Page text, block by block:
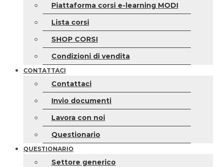
Piattaforma corsi e-learning MODI
Lista corsi
SHOP CORSI
Condizioni di vendita
CONTATTACI
Contattaci
Invio documenti
Lavora con noi
Questionario
QUESTIONARIO
Settore generico